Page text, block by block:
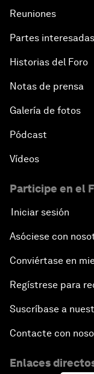
Reuniones
Partes interesadas
Historias del Foro
Notas de prensa
Galería de fotos
Pódcast
Vídeos
Participe en el
Iniciar sesión
Asóciese con
Conviértase en
Regístrese para
Suscríbase a
Contacte con
Enlaces